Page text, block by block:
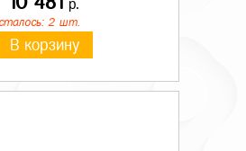
р.
2 шт.
В корзину